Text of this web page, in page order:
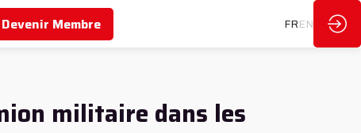
Devenir Membre FREN
militaire dans les